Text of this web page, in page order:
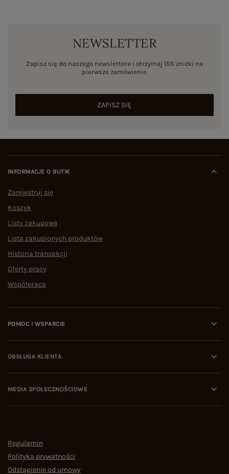
NEWSLETTER
Zapisz się do naszego newslettera i otrzymaj 15% zniżki na
pierwsze zamówienie
ZAPISZ SIĘ
INFORMACJE O BUTIK
Zarejestruj się
Koszyk
Listy zakupowe
Lista zakupionych produktów
Historia transakcji
Oferty pracy
Współpraca
POMOC I WSPARCIE
OBSŁUGA KLIENTA
MEDIA SPOŁECZNOŚCIOWE
Regulamin
Polityka prywatności
Odstąpienie od umowy